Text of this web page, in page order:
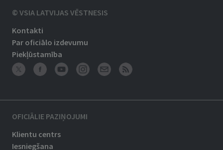
© VSIA LATVIJAS VĒSTNESIS
Kontakti
Par oficiālo izdevumu
Piekļūstamība
OFICIĀLIE PAZIŅOJUMI
Klientu centrs
Iesniegšana